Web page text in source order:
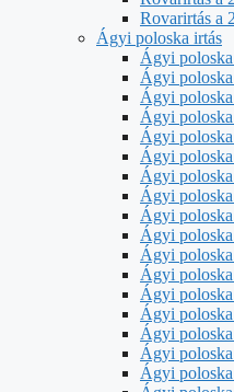
Rovarirtás a
Ágyi poloska irtás
Ágyi poloska
Ágyi
Ágyi
Ágyi
Ágyi
Ágyi
Ágyi
Ágyi
Ágyi
Ágyi
Ágyi
Ágyi poloska
Ágyi
Ágyi
Ágyi
Ágyi
Ágyi